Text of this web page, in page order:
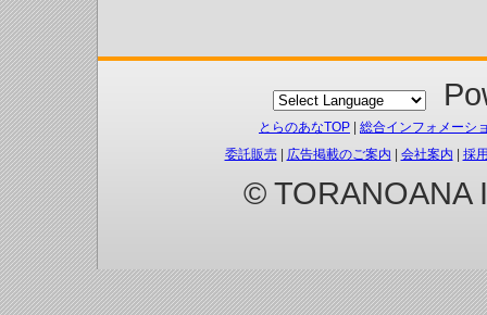
とらのあなTOP
総合インフォメーシ
委託販売| 広告掲載のご案内 会社案内 採
© TORANOANA